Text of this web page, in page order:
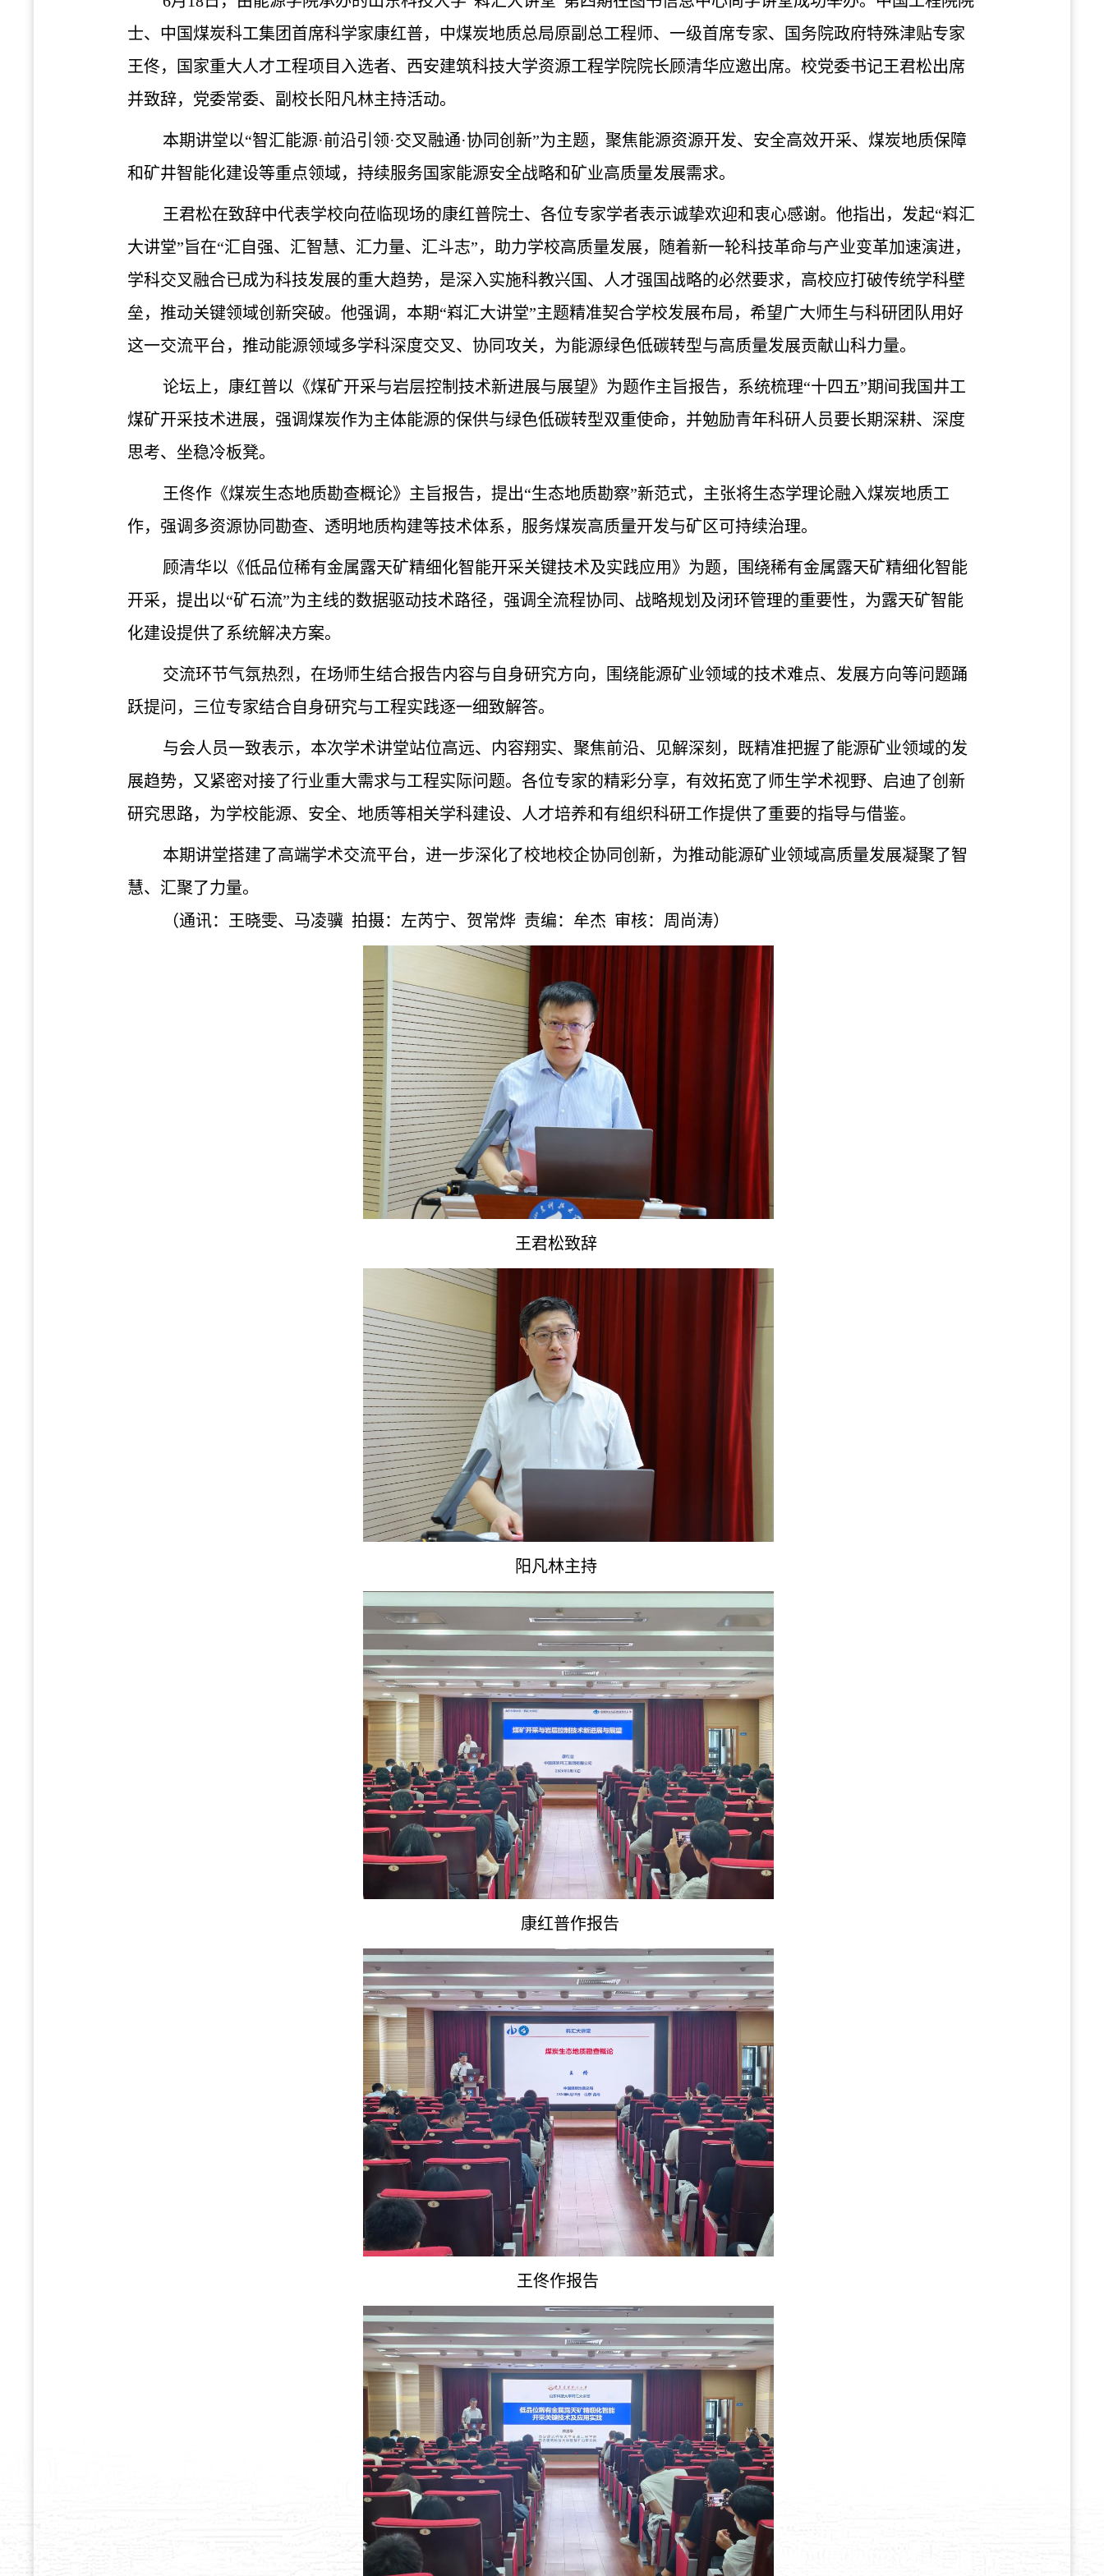
士、中国煤炭科工集团首席科学家康红普，中煤炭地质总局原副总工程师、一级首席专家、国务院政府特殊津贴专家
王佟，国家重大人才工程项目入选者、西安建筑科技大学资源工程学院院长顾清华应邀出席。校党委书记王君松出席
并致辞，党委常委、副校长阳凡林主持活动。
本期讲堂以“智汇能源·前沿引领·交叉融通·协同创新”为主题，聚焦能源资源开发、安全高效开采、煤炭地质保障
和矿井智能化建设等重点领域，持续服务国家能源安全战略和矿业高质量发展需求。
王君松在致辞中代表学校向莅临现场的康红普院士、各位专家学者表示诚挚欢迎和衷心感谢。他指出，发起“嵙汇
大讲堂”旨在“汇自强、汇智慧、汇力量、汇斗志”，助力学校高质量发展，随着新一轮科技革命与产业变革加速演进，
学科交叉融合已成为科技发展的重大趋势，是深入实施科教兴国、人才强国战略的必然要求，高校应打破传统学科壁
垒，推动关键领域创新突破。他强调，本期“嵙汇大讲堂”主题精准契合学校发展布局，希望广大师生与科研团队用好
这一交流平台，推动能源领域多学科深度交叉、协同攻关，为能源绿色低碳转型与高质量发展贡献山科力量。
论坛上，康红普以《煤矿开采与岩层控制技术新进展与展望》为题作主旨报告，系统梳理“十四五”期间我国井工
煤矿开采技术进展，强调煤炭作为主体能源的保供与绿色低碳转型双重使命，并勉励青年科研人员要长期深耕、深度
思考、坐稳冷板凳。
王佟作《煤炭生态地质勘查概论》主旨报告，提出“生态地质勘察”新范式，主张将生态学理论融入煤炭地质工
作，强调多资源协同勘查、透明地质构建等技术体系，服务煤炭高质量开发与矿区可持续治理。
顾清华以《低品位稀有金属露天矿精细化智能开采关键技术及实践应用》为题，围绕稀有金属露天矿精细化智能
开采，提出以“矿石流”为主线的数据驱动技术路径，强调全流程协同、战略规划及闭环管理的重要性，为露天矿智能
化建设提供了系统解决方案。
交流环节气氛热烈，在场师生结合报告内容与自身研究方向，围绕能源矿业领域的技术难点、发展方向等问题踊
跃提问，三位专家结合自身研究与工程实践逐一细致解答。
与会人员一致表示，本次学术讲堂站位高远、内容翔实、聚焦前沿、见解深刻，既精准把握了能源矿业领域的发
展趋势，又紧密对接了行业重大需求与工程实际问题。各位专家的精彩分享，有效拓宽了师生学术视野、启迪了创新
研究思路，为学校能源、安全、地质等相关学科建设、人才培养和有组织科研工作提供了重要的指导与借鉴。
本期讲堂搭建了高端学术交流平台，进一步深化了校地校企协同创新，为推动能源矿业领域高质量发展凝聚了智
慧、汇聚了力量。
（通讯：王晓雯、马凌骥 拍摄：左芮宁、贺常烨 责编：牟杰 审核：周尚涛）
王君松致辞
阳凡林主持
康红普作报告
王佟作报告